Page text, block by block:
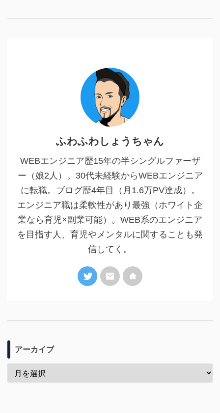
ふわふわしょうちゃん
WEBエンジニア歴15年の半シングルファーザ
ー（娘2人）。30代未経験からWEBエンジニア
に転職。ブログ歴4年目（月1.6万PV達成）。
エンジニア職は柔軟性があり最強（ホワイト企
業なら育児×副業可能）。WEB系のエンジニア
を目指す人、育児やメンタルに関することも発
信してく。
アーカイブ